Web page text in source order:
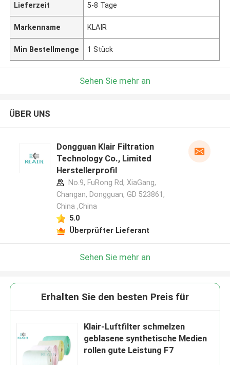
Lieferzeit 5-8 Tage
Markenname KLAIR
Min Bestellmenge 1 Stück
Sehen Sie mehr an
ÜBER UNS
Dongguan Klair Filtration
Technology Co., Limited
Herstellerprofil
No.9, FuRong Rd, XiaGang,
Changan, Dongguan, GD 523861,
China ,China
5.0
Überprüfter Lieferant
Sehen Sie mehr an
Erhalten Sie den besten Preis für
Klair-Luftfilter schmelzen
geblasene synthetische Medien
rollen gute Leistung F7